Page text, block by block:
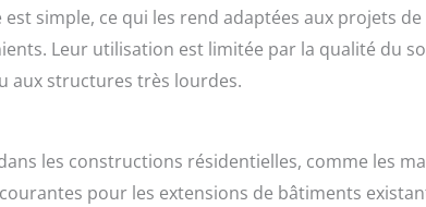
simple, ce qui les rend adaptées aux projets
Leur utilisation est limitée par la qualité du
aux structures très lourdes.
les constructions résidentielles, comme les
pour les extensions de bâtiments